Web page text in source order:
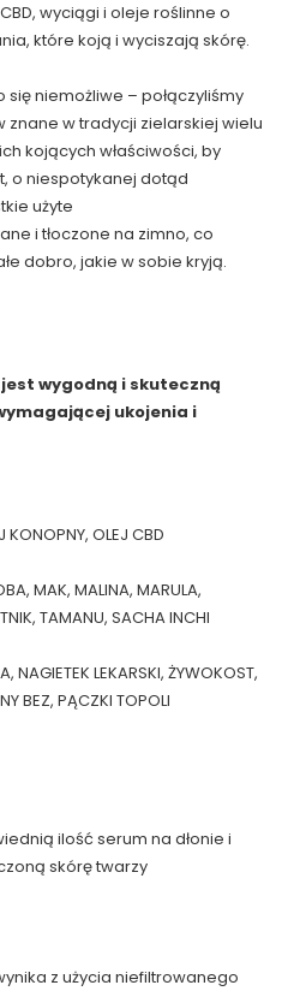
wyciągi i oleje roślinne o
które koją i wyciszają skórę.
się niemożliwe – połączyliśmy
znane w tradycji zielarskiej wielu
kojących właściwości, by
o niespotykanej dotąd
użyte
i tłoczone na zimno, co
dobro, jakie w sobie kryją.
wygodną i skuteczną
ukojenia i
OLEJ CBD
MAK, MALINA, MARULA,
TAMANU, SACHA INCHI
NAGIETEK LEKARSKI, ŻYWOKOST,
BEZ, PĄCZKI TOPOLI
ilość serum na dłonie i
skórę twarzy
z użycia niefiltrowanego